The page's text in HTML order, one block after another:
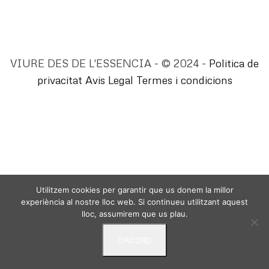
VIURE DES DE L'ESSENCIA - © 2024 - Politica de
privacitat Avis Legal Termes i condicions
Utilitzem cookies per garantir que us donem la millor
experiència al nostre lloc web. Si continueu utilitzant aquest
lloc, assumirem que us plau.